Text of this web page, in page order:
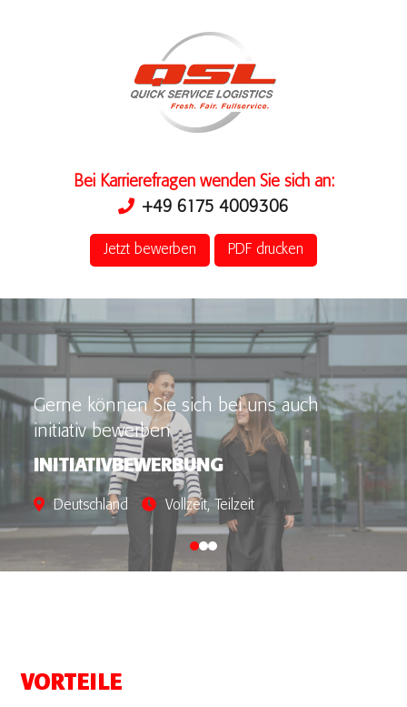
Bei Karrierefragen wenden Sie sich an:
+49 6175 4009306
Jetzt bewerben PDF drucken
Gerne können Sie sich bei uns auch
initiativ bewerben
INITIATIVBEWERBUNG
Deutschland Vollzeit, Teilzeit
VORTEILE